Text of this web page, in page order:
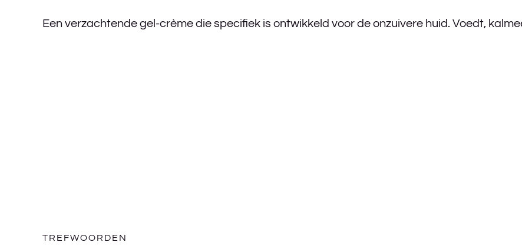
Een verzachtende gel-crème die specifiek is ontwikkeld voor de onzuivere huid. Voedt,
TREFWOORDEN